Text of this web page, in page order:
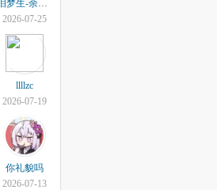
泪梦生-余生有你
2026-07-25
llllzc
2026-07-19
你礼貌吗
2026-07-13